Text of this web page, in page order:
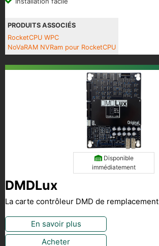
PRODUITS ASSOCIÉS
RocketCPU WPC
NoVaRAM NVRam pour RocketCPU
Disponible
immédiatement
DMDLux
La carte contrôleur DMD de remplacement
En savoir plus
Acheter